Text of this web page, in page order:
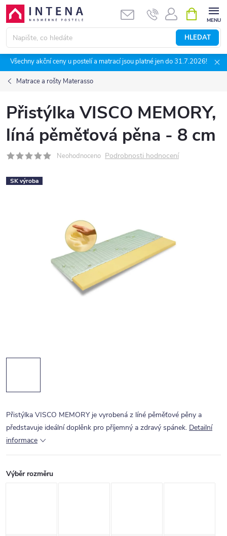
Přejít
obsah
HLEDAT
NÁKUPNÍ
KOŠÍK
Všechny akční ceny u postelí a matrací jsou platné jen do 31.7.2026!
Matrace a rošty Materasso
Přistýlka VISCO MEMORY,
líná pěměťová pěna - 8 cm
Neohodnoceno Podrobnosti hodnocení
SK výroba
Přistýlka VISCO MEMORY je vyrobená z líné pěměťové pěny a
představuje ideální doplěnk pro příjemný a zdravý spánek. Detailní
informace
Výběr rozměru